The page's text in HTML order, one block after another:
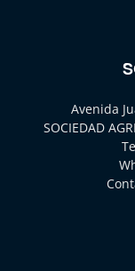
Avenida
SOCIEDAD